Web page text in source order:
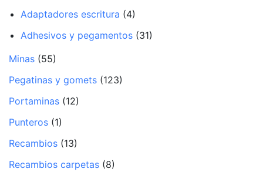
Adaptadores escritura (4)
Adhesivos y pegamentos (31)
Minas (55)
Pegatinas y gomets (123)
Portaminas (12)
Punteros (1)
Recambios (13)
Recambios carpetas (8)